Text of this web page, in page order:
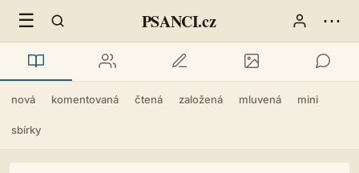
☰ PSANCI.cz ⋯
nová komentovaná čtená založená mluvená mini
sbírky